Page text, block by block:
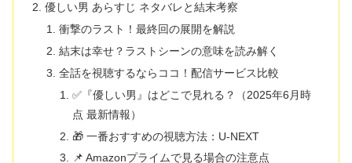
優しい男 あらすじ ネタバレと結末考察
衝撃のラスト！最終回の展開を解説
結末は幸せ？ラストシーンの意味を読み解く
全話を視聴するならココ！配信サービス比較
✅『優しい男』はどこで見れる？（2025年6月時
点 最新情報）
🎁 一番おすすめの視聴方法：U-NEXT
📌 Amazonプライムで見る場合の注意点